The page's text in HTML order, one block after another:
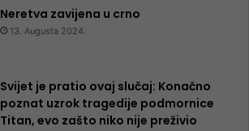
Neretva zavijena u crno
13. Augusta 2024.
Svijet je pratio ovaj slučaj: Konačno
poznat uzrok tragedije podmornice
Titan, evo zašto niko nije preživio